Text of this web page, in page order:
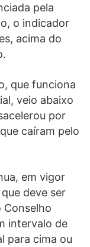
pela
o indicador
acima do
que funciona
veio abaixo
por
caíram pelo
em vigor
deve ser
Conselho
intervalo de
para cima ou